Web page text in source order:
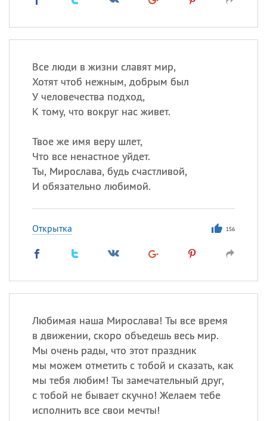
Все люди в жизни славят мир,
Хотят чтоб нежным, добрым был
У человечества подход,
К тому, что вокруг нас живет.
Твое же имя веру шлет,
Что все ненастное уйдет.
Ты, Мирослава, будь счастливой,
И обязательно любимой.
Открытка 156
Любимая наша Мирослава! Ты все время
в движении, скоро объедешь весь мир.
Мы очень рады, что этот праздник
мы можем отметить с тобой и сказать, как
мы тебя любим! Ты замечательный друг,
с тобой не бывает скучно! Желаем тебе
исполнить все свои мечты!